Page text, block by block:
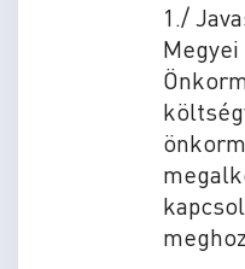
1./
Megyei